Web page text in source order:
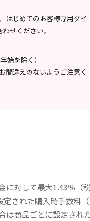
はじめてのお客様専用ダイ
せください。
始を除く）
間違えのないようご注意く
に対して最大1.43％（
された購入時手数料
は商品ごとに設定され